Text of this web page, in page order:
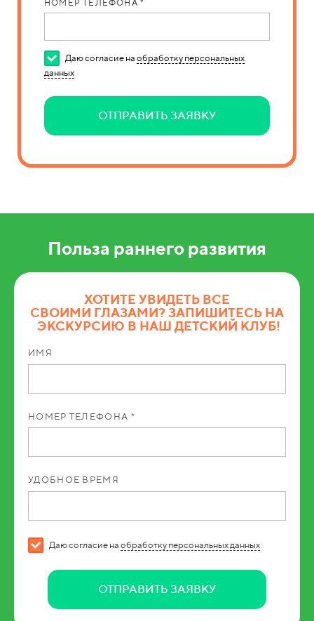
НОМЕР ТЕЛЕФОНА *
Даю согласие на обработку персональных
данных
ОТПРАВИТЬ ЗАЯВКУ
Польза раннего развития
ХОТИТЕ УВИДЕТЬ ВСЕ
СВОИМИ ГЛАЗАМИ? ЗАПИШИТЕСЬ НА
ЭКСКУРСИЮ В НАШ ДЕТСКИЙ КЛУБ!
ИМЯ
НОМЕР ТЕЛЕФОНА *
УДОБНОЕ ВРЕМЯ
Даю согласие на обработку персональных данных
ОТПРАВИТЬ ЗАЯВКУ